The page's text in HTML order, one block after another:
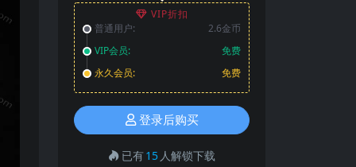
VIP折扣
普通用户:
2.6金币
VIP会员:
免费
永久会员:
免费
登录后购买
已有15 人解锁下载